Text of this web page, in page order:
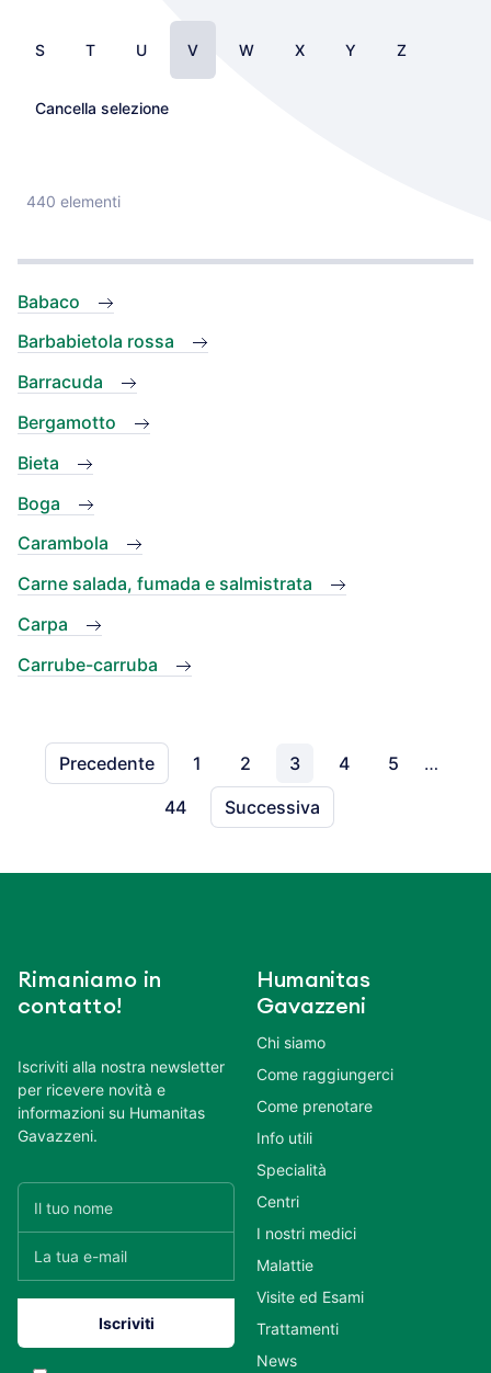
S T U V W X Y Z
Cancella selezione
440 elementi
Babaco
Barbabietola rossa
Barracuda
Bergamotto
Bieta
Boga
Carambola
Carne salada, fumada e salmistrata
Carpa
Carrube-carruba
Precedente 1 2 3 4 5
…
44
Successiva
Rimaniamo in
contatto!
Iscriviti alla nostra newsletter
per ricevere novità e
informazioni su Humanitas
Gavazzeni.
Humanitas
Gavazzeni
Chi siamo
Come raggiungerci
Come prenotare
Info utili
Specialità
Centri
I nostri medici
Malattie
Visite ed Esami
Trattamenti
News